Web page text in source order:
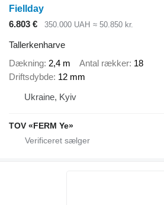
Fiellday
6.803 €
350.000 UAH ≈ 50.850 kr.
Tallerkenharve
Dækning 2,4 m Antal rækker 18
Driftsdybde 12 mm
Ukraine, Kyiv
TOV «FERM Ye»